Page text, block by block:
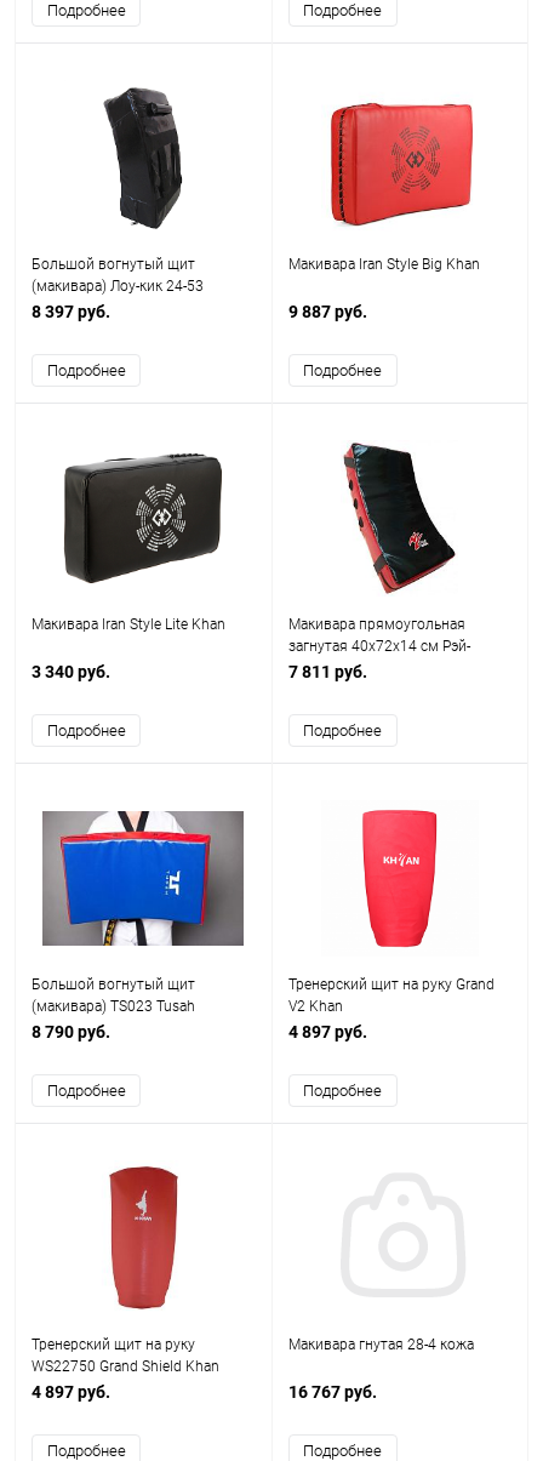
Подробнее Подробнее
Большой вогнутый щит
(макивара) Лоу-кик 24-53
8 397 руб.
Подробнее
Макивара Iran Style Big Khan
9 887 руб.
Подробнее
Макивара Iran Style Lite Khan
3 340 руб.
Подробнее
Макивара прямоугольная
загнутая 40х72х14 см Рэй-
Спорт
7 811 руб.
Подробнее
Большой вогнутый щит
(макивара) TS023 Tusah
8 790 руб.
Подробнее
Тренерский щит на руку Grand
V2 Khan
4 897 руб.
Подробнее
Тренерский щит на руку
WS22750 Grand Shield Khan
4 897 руб.
Подробнее
Макивара гнутая 28-4 кожа
16 767 руб.
Подробнее